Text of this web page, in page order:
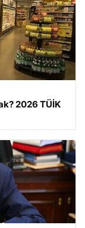
2026 TÜİK